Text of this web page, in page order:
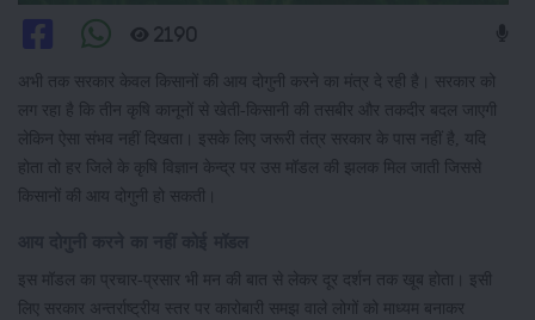
2190
अभी तक सरकार केवल किसानों की आय दोगुनी करने का मंत्र दे रही है। सरकार को
लग रहा है कि तीन कृषि कानूनों से खेती-किसानी की तसबीर और तकदीर बदल जाएगी
लेकिन ऐसा संभव नहीं दिखता। इसके लिए जरूरी तंत्र सरकार के पास नहीं है, यदि
होता तो हर जिले के कृषि विज्ञान केन्द्र पर उस मॉडल की झलक मिल जाती जिससे
किसानों की आय दोगुनी हो सकती।
इस मॉडल का प्रचार-प्रसार भी मन की बात से लेकर दूर दर्शन तक खूब होता। इसी
लिए सरकार अन्तर्राष्ट्रीय स्तर पर कारोबारी समझ वाले लोगों को माध्यम बनाकर